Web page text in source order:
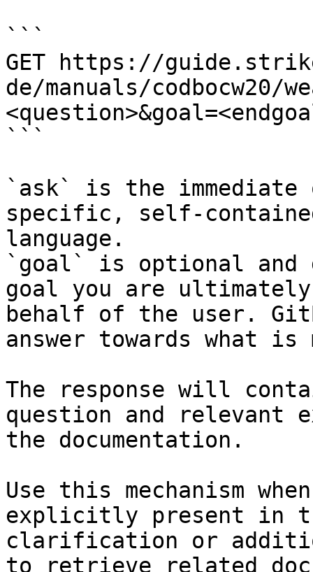
```
GET https://
de/manuals/codbocw20/
```
`ask` is the
specific, self-
language.
`goal` is optional and
goal you are
behalf of the user.
answer towards what
The response will
question and relevant
the documentation.
Use this mechanism
explicitly present in
clarification or